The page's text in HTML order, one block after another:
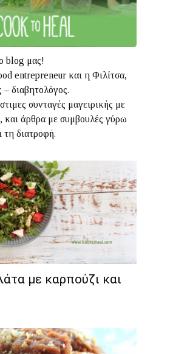
blog μας!
entrepreneur και η Φιλίτσα,
– διαβητολόγος.
συνταγές μαγειρικής με
και άρθρα με συμβουλές γύρω
τη διατροφή.
με καρπούζι και